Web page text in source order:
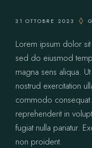
31 OTTOBRE 2023
Lorem ipsum dolor
sed do eiusmod
magna sens aliqua.
nostrud exercitation
commodo
reprehenderit in
fugiat nulla pariatur.
non proident.